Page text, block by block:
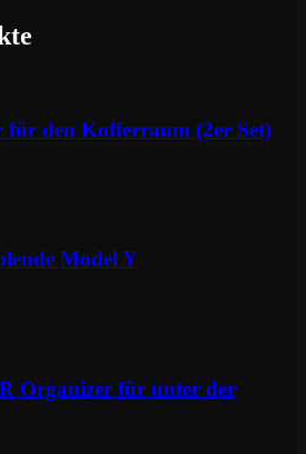
für den Kofferraum (2er Set)
Model Y
Organizer für unter der